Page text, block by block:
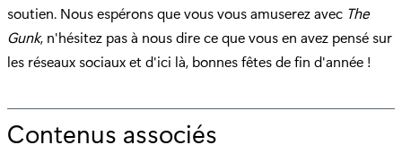
soutien. Nous espérons que vous vous amuserez avec The
Gunk, n'hésitez pas à nous dire ce que vous en avez pensé sur
les réseaux sociaux et d'ici là, bonnes fêtes de fin d'année !
Contenus associés